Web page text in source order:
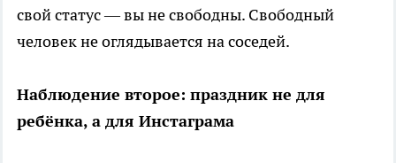
свой статус — вы не свободны. Свободный
человек не оглядывается на соседей.
Наблюдение второе: праздник не для
ребёнка, а для Инстаграма